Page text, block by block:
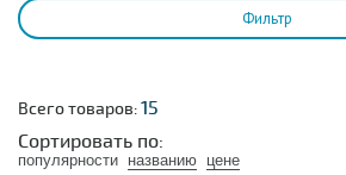
Фильтр
Всего товаров:15
Сортировать по:
популярности названию цене